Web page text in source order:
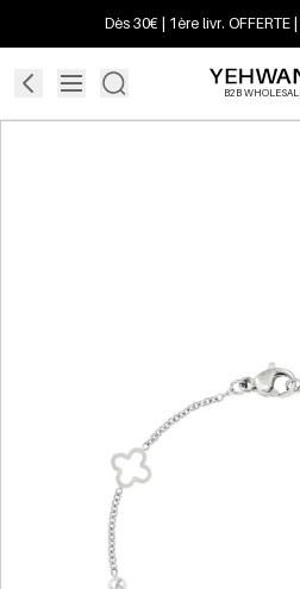
Dès 30€ | 1ère livr. OFFERTE
B2B